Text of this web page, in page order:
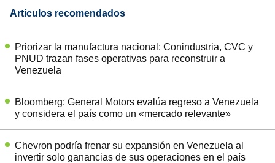
Artículos recomendados
Priorizar la manufactura nacional: Conindustria, CVC y
PNUD trazan fases operativas para reconstruir a
Venezuela
Bloomberg: General Motors evalúa regreso a Venezuela
y considera el país como un «mercado relevante»
Chevron podría frenar su expansión en Venezuela al
invertir solo ganancias de sus operaciones en el país